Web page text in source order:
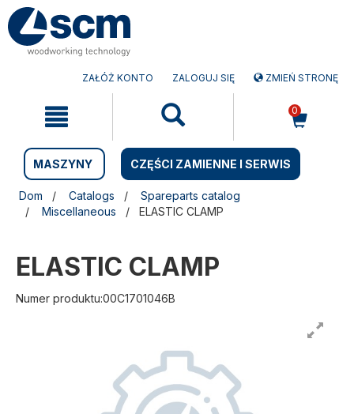
Przejdź
do
treści
Przejdź
do
menu
nawigacyjnego
ZAŁÓŻ KONTO ZALOGUJ SIĘ ZMIEŃ STRONĘ
0
MASZYNY CZĘŚCI ZAMIENNE I SERWIS
Dom Catalogs
Spareparts catalog
Miscellaneous
ELASTIC CLAMP
ELASTIC CLAMP
Numer produktu:00C1701046B